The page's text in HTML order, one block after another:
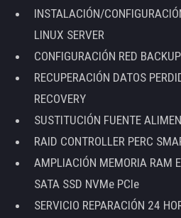
INSTALACIÓN/
LINUX SERVER
CONFIGURACIÓN RED
RECUPERACIÓN DATOS
RECOVERY
SUSTITUCIÓN FUENTE
RAID CONTROLLER PERC
AMPLIACIÓN MEMORIA RAM
SATA SSD NVMe PCIe
SERVICIO REPARACIÓN 24